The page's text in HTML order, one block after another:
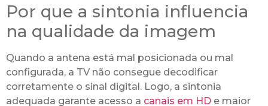
Por que a sintonia influencia
na qualidade da imagem
Quando a antena está mal posicionada ou mal
configurada, a TV não consegue decodificar
corretamente o sinal digital. Logo, a sintonia
adequada garante acesso a canais em HD e maior